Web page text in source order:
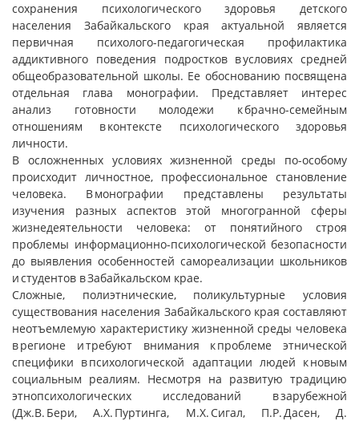
сохранения психологического здоровья детского
населения Забайкальского края актуальной является
первичная психолого-педагогическая профилактика
аддиктивного поведения подростков в условиях средней
общеобразовательной школы. Ее обоснованию посвящена
отдельная глава монографии. Представляет интерес
анализ готовности молодежи к брачно-семейным
отношениям в контексте психологического здоровья
личности.
В осложненных условиях жизненной среды по-особому
происходит личностное, профессиональное становление
человека. В монографии представлены результаты
изучения разных аспектов этой многогранной сферы
жизнедеятельности человека: от понятийного строя
проблемы информационно-психологической безопасности
до выявления особенностей самореализации школьников
и студентов в Забайкальском крае.
Сложные, полиэтнические, поликультурные условия
существования населения Забайкальского края составляют
неотъемлемую характеристику жизненной среды человека
в регионе и требуют внимания к проблеме этнической
специфики в психологической адаптации людей к новым
социальным реалиям. Несмотря на развитую традицию
этнопсихологических исследований в зарубежной
(Дж.В. Бери, А.Х. Пуртинга, М.Х. Сигал, П.Р. Дасен, Д.